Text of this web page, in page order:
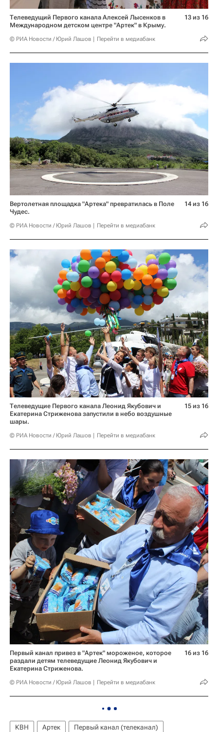
Телеведущий Первого канала Алексей Лысенков в
Международном детском центре "Артек" в Крыму.
© РИА Новости / Юрий Лашов Перейти в медиабанк
13 из 16
Вертолетная площадка "Артека" превратилась в Поле
Чудес.
© РИА Новости / Юрий Лашов Перейти в медиабанк
14 из 16
Телеведущие Первого канала Леонид Якубович и
Екатерина Стриженова запустили в небо воздушные
шары.
© РИА Новости / Юрий Лашов Перейти в медиабанк
15 из 16
Первый канал привез в "Артек" мороженое, которое
раздали детям телеведущие Леонид Якубович и
Екатерина Стриженова.
© РИА Новости / Юрий Лашов Перейти в медиабанк
16 из 16
КВН Артек
Первый канал (телеканал)